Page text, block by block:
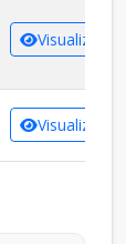
Visualizar
Visualizar